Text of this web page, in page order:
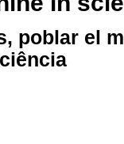
poblar el